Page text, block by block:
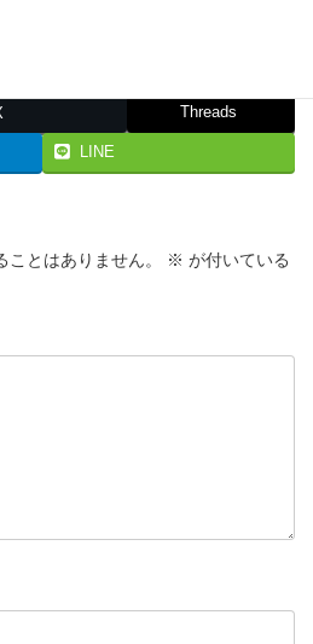
Threads
LINE
とはありません。 ※ が付いている